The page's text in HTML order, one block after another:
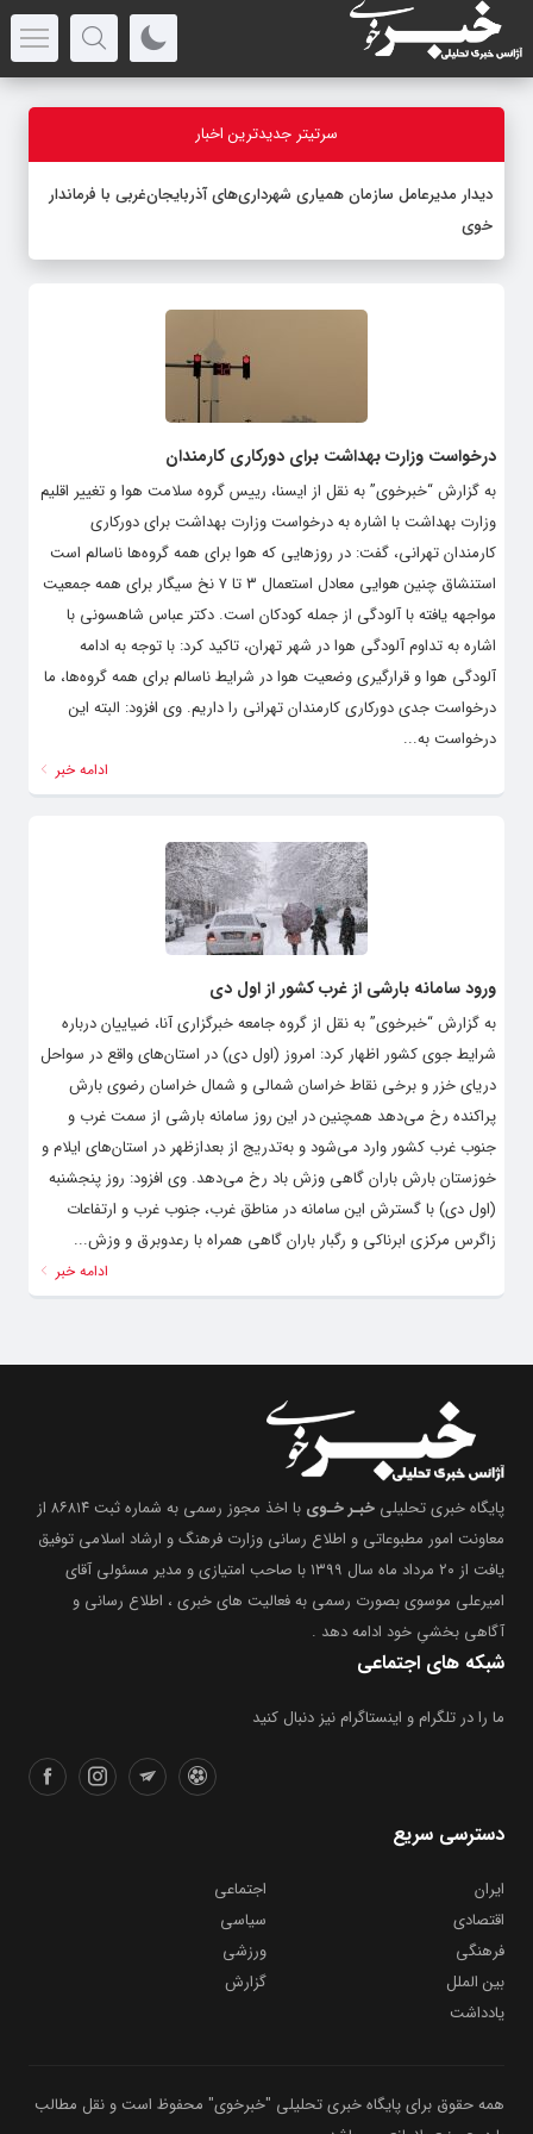
سرتیتر جدیدترین اخبار
دیدار مدیرعامل سازمان همیاری شهرداری‌های آذربایجان‌غربی با فرماندار
خوی
درخواست وزارت بهداشت برای دورکاری کارمندان
به گزارش “خبرخوی” به نقل از ایسنا، رییس گروه سلامت هوا و تغییر اقلیم
وزارت بهداشت با اشاره به درخواست وزارت بهداشت برای دورکاری
کارمندان تهرانی، گفت: در روزهایی که هوا برای همه گروه‌ها ناسالم است
استنشاق چنین هوایی معادل استعمال ۳ تا ۷ نخ سیگار برای همه جمعیت
مواجهه یافته با آلودگی از جمله کودکان است. دکتر عباس شاهسونی با
اشاره به تداوم آلودگی هوا در شهر تهران، تاکید کرد: با توجه به ادامه
آلودگی هوا و قرارگیری وضعیت هوا در شرایط ناسالم برای همه گروه‌ها، ما
درخواست جدی دورکاری کارمندان تهرانی را داریم. وی افزود: البته این
درخواست به...
ادامه خبر
ورود سامانه بارشی از غرب کشور از اول دی
به گزارش “خبرخوی” به نقل از گروه جامعه خبرگزاری آنا، ضیاییان درباره
شرایط جوی کشور اظهار کرد: امروز (اول دی) در استان‌های واقع در سواحل
دریای خزر و برخی نقاط خراسان شمالی و شمال خراسان رضوی بارش
پراکنده رخ می‌دهد همچنین در این روز سامانه بارشی از سمت غرب و
جنوب غرب کشور وارد می‌شود و به‌تدریج از بعدازظهر در استان‌های ایلام و
خوزستان بارش باران گاهی وزش باد رخ می‌دهد. وی افزود: روز پنجشنبه
(اول دی) با گسترش این سامانه در مناطق غرب، جنوب غرب و ارتفاعات
زاگرس مرکزی ابرناکی و رگبار باران گاهی همراه با رعدوبرق و وزش...
ادامه خبر
پایگاه خبری تحلیلی خبـر خـوی
با اخذ مجوز رسمی به شماره ثبت ۸۶۸۱۴ از
معاونت امور مطبوعاتی و اطلاع رسانی وزارت فرهنگ و ارشاد اسلامی توفیق
یافت از ۲۰ مرداد ماه سال ۱۳۹۹ با صاحب امتیازی و مدیر مسئولی آقای
امیرعلی موسوی بصورت رسمی به فعالیت های خبری ، اطلاع رسانی و
آگاهی بخشیِ خود ادامه دهد .
شبکه های اجتماعی
ما را در تلگرام و اینستاگرام نیز دنبال کنید
دسترسی سریع
ایران
اجتماعی
اقتصادی
سیاسی
فرهنگی
ورزشی
بین الملل
گزارش
یادداشت
همه حقوق برای پایگاه خبری تحلیلی "خبرخوی" محفوظ است و نقل مطالب